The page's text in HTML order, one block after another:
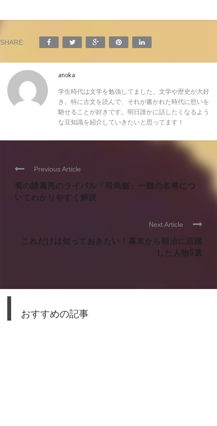
SHARE:
anoka
学生時代は文学を勉強してました。文学や歴史が大好
き。特に古文を読んで、それが書かれた時代に想いを
馳せることが好きです。明日誰かに話したくなるよう
な豆知識を紹介していきたいと思ってます！
Previous Article
蜀の諸葛亮のライバル「司馬懿」ー魏の名将につ
いてわかりやすく解説
Next Article
これだけは知っておきたい！幕末から明治に活躍
した人物6選
おすすめの記事